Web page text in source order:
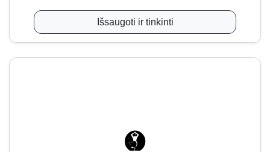
Išsaugoti ir tinkinti